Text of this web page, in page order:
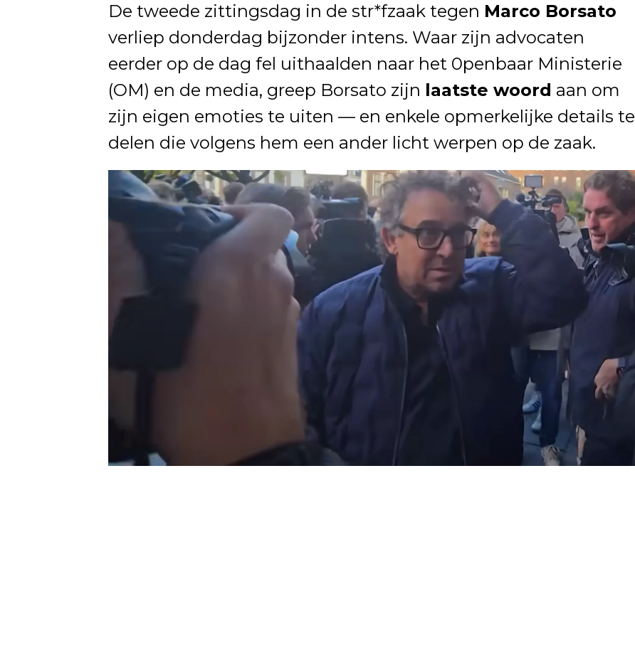
De tweede zittingsdag in de str*fzaak tegen Marco Borsato
verliep donderdag bijzonder intens. Waar zijn advocaten
eerder op de dag fel uithaalden naar het 0penbaar Ministerie
(OM) en de media, greep Borsato zijn laatste woord aan om
zijn eigen emoties te uiten — en enkele opmerkelijke details te
delen die volgens hem een ander licht werpen op de zaak.